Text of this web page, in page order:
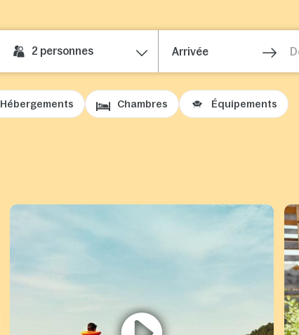
2 personnes
Hébergements Chambres Équipements